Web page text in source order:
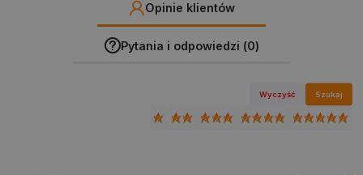
Opinie klientów
Pytania i odpowiedzi (0)
Wyczyść Szukaj